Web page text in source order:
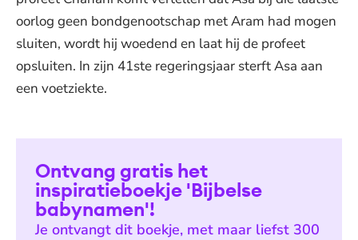
oorlog geen bondgenootschap met Aram had mogen
sluiten, wordt hij woedend en laat hij de profeet
opsluiten. In zijn 41ste regeringsjaar sterft Asa aan
een voetziekte.
Ontvang gratis het
inspiratieboekje 'Bijbelse
babynamen'!
Je ontvangt dit boekje, met maar liefst 300